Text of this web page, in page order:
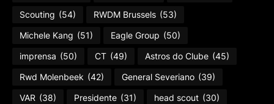
Scouting (54) RWDM Brussels (53)
Michele Kang (51) Eagle Group (50)
imprensa (50) CT (49) Astros do Clube (45)
Rwd Molenbeek (42) General Severiano (39)
VAR (38) Presidente (31) head scout (30)